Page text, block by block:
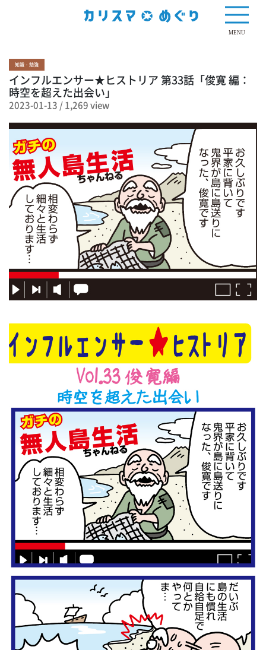
MENU
知識・勉強
インフルエンサー★ヒストリア 第33話「俊寛 編：
時空を超えた出会い」
2023-01-13 /1,269 view